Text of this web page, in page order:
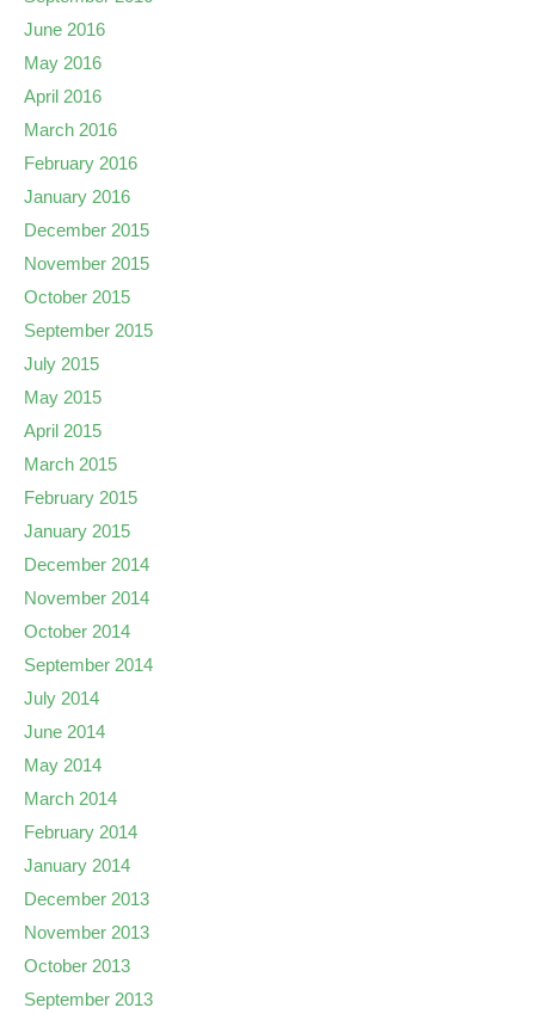
June 2016
May 2016
April 2016
March 2016
February 2016
January 2016
December 2015
November 2015
October 2015
September 2015
July 2015
May 2015
April 2015
March 2015
February 2015
January 2015
December 2014
November 2014
October 2014
September 2014
July 2014
June 2014
May 2014
March 2014
February 2014
January 2014
December 2013
November 2013
October 2013
September 2013